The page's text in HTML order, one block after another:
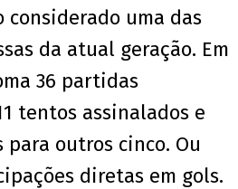
considerado uma das
da atual geração. Em
36 partidas
tentos assinalados e
para outros cinco. Ou
diretas em gols.